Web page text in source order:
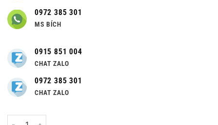
0972 385 301
MS BÍCH
0915 851 004
CHAT ZALO
0972 385 301
CHAT ZALO
Số lượng